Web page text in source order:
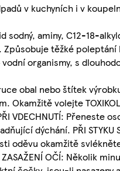
v kuchyních i v
sodný, aminy, C12-18-
Způsobuje těžké poleptání
organismy, s
obal nebo štítek
Okamžitě volejte
VDECHNUTÍ: Přeneste
dýchání. PŘI STYKU
oděvu okamžitě
OČÍ: Několik